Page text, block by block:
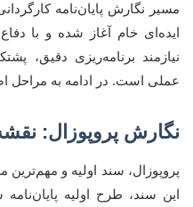
مسیر نگارش پایان‌نامه
ایده‌ای خام آغاز شده و با
نیازمند برنامه‌ریزی دقیق،
عملی است. در ادامه به مراحل
نگارش پروپوزال:
پروپوزال، سند اولیه و
این سند، طرح اولیه